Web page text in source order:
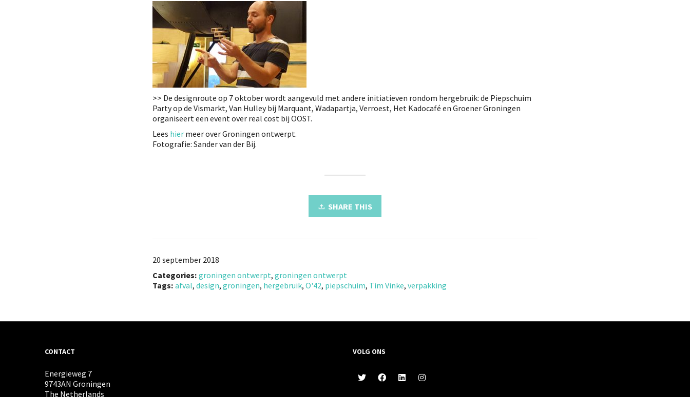
>> De designroute op 7 oktober wordt aangevuld met andere initiatieven rondom hergebruik: de Piepschuim
Party op de Vismarkt, Van Hulley bij Marquant, Wadapartja, Verroest, Het Kadocafé en Groener Groningen
organiseert een event over real cost bij OOST.
Lees hier meer over Groningen ontwerpt.
Fotografie: Sander van der Bij.
SHARE THIS
20 september 2018
Categories: groningen ontwerpt, groningen ontwerpt
Tags: afval, design, groningen, hergebruik, O'42, piepschuim, Tim Vinke, verpakking
CONTACT
Energieweg 7
9743AN Groningen
The Netherlands
VOLG ONS